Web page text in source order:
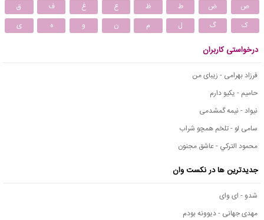
ص
ض ط ظ ع غ ف
ق
ک
گ ل م ن و ه ی
درخواستی کاربران
فرزاد بهرامی - زیبای من
حامیم - یکیو دارم
نیواد - نیمه گمشدمی
سامی لو - تلخم همچو شراب
محمود التركي - عاشق مجنون
جدیدترین ها در نکست وان
شدو - ای وای
مهدی جهانی - دیوونه بودم